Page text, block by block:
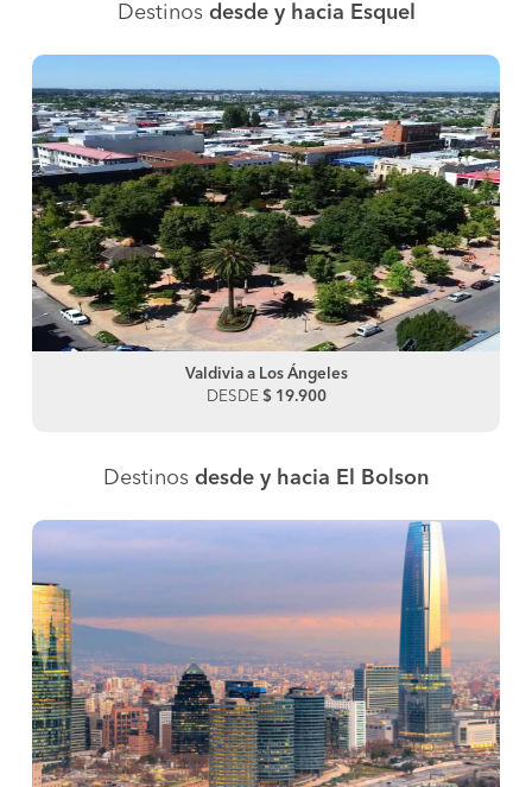
Destinos desde y hacia Esquel
Valdivia a Los Ángeles
DESDE $ 19.900
Destinos desde y hacia El Bolson